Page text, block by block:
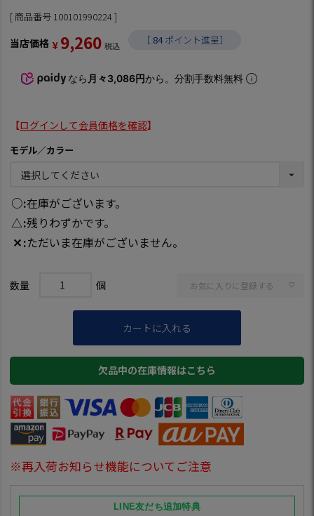
商品番号 100101990224
当店価格 ¥ 9,260 税込 ［ 84 ポイント進呈］
なら 月々3,086円から。分割手数料無料
【ログインして会員価格を確認】
モデル／カラー
○ 在庫がございます。
△ 残りわずかです。
✕ ただいま在庫がございません。
お気に入りに登録する
カートに入れる
欠品中の在庫情報はこちら
※再入荷お知らせ機能についてご注意
LINE友だち追加特典